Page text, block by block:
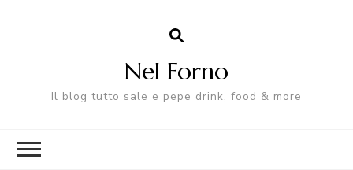
Nel Forno
Il blog tutto sale e pepe drink, food & more